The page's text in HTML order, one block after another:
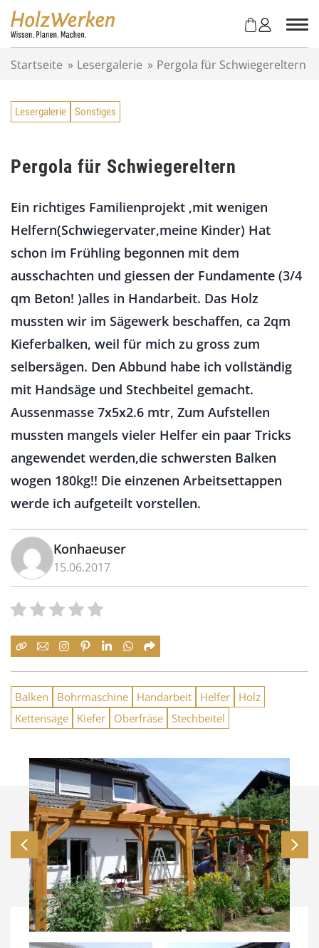
Startseite » Lesergalerie » Pergola für Schwiegereltern
Lesergalerie Sonstiges
Pergola für Schwiegereltern
Ein richtiges Familienprojekt ,mit wenigen
Helfern(Schwiegervater,meine Kinder) Hat
schon im Frühling begonnen mit dem
ausschachten und giessen der Fundamente (3/4
qm Beton! )alles in Handarbeit. Das Holz
mussten wir im Sägewerk beschaffen, ca 2qm
Kieferbalken, weil für mich zu gross zum
selbersägen. Den Abbund habe ich vollständig
mit Handsäge und Stechbeitel gemacht.
Aussenmasse 7x5x2.6 mtr, Zum Aufstellen
mussten mangels vieler Helfer ein paar Tricks
angewendet werden,die schwersten Balken
wogen 180kg!! Die einzenen Arbeitsettappen
werde ich aufgeteilt vorstellen.
Konhaeuser
15.06.2017
Balken Bohrmaschine Handarbeit Helfer
Holz
Kettensäge
Kiefer Oberfräse Stechbeitel